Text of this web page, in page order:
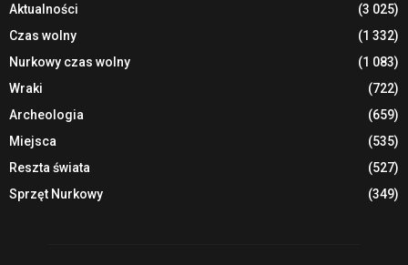
Aktualności
(3 025)
Czas wolny
(1 332)
Nurkowy czas wolny
(1 083)
Wraki
(722)
Archeologia
(659)
Miejsca
(535)
Reszta świata
(527)
Sprzęt Nurkowy
(349)